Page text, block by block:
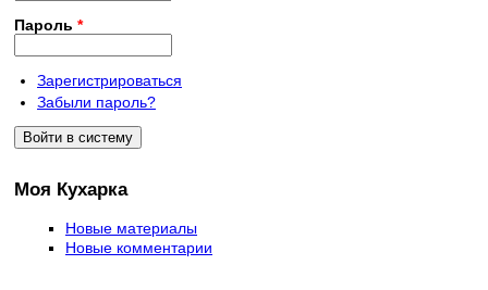
Пароль *
Зарегистрироваться
Забыли пароль?
Моя Кухарка
Новые материалы
Новые комментарии